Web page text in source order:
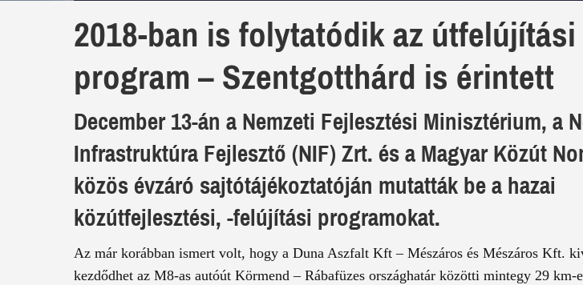
2018-ban is folytatódik az útfelújítási
program – Szentgotthárd is érintett
December 13-án a Nemzeti Fejlesztési Minisztérium, a
Infrastruktúra Fejlesztő (NIF) Zrt. és a Magyar Közút
közös évzáró sajtótájékoztatóján mutatták be a hazai
közútfejlesztési, -felújítási programokat.
Az már korábban ismert volt, hogy a Duna Aszfalt Kft – Mészáros és Mészáros Kft.
kezdődhet az M8-as autóút Körmend – Rábafüzes országhatár közötti mintegy 29 km-